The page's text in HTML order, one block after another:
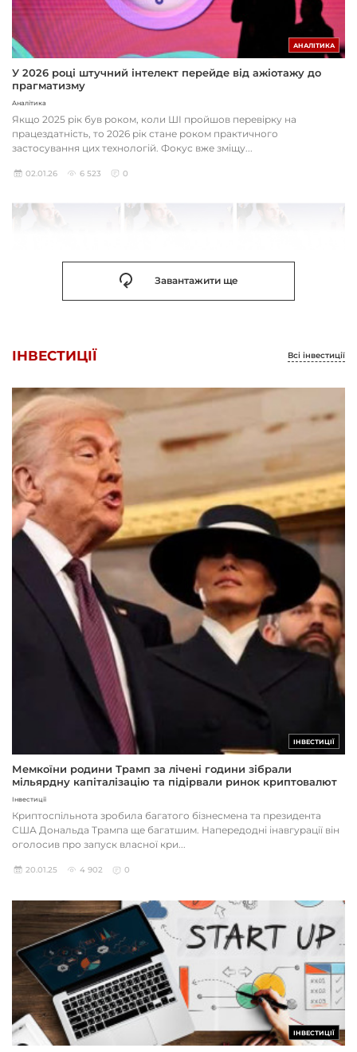
АНАЛІТИКА
У 2026 році штучний інтелект перейде від ажіотажу до
прагматизму
Аналітика
Якщо 2025 рік був роком, коли ШІ пройшов перевірку на
працездатність, то 2026 рік стане роком практичного
застосування цих технологій. Фокус вже зміщу...
02.01.26 6 523 0
Завантажити ще
ІНВЕСТИЦІЇ Всі інвестиції
ІНВЕСТИЦІЇ
Мемкоїни родини Трамп за лічені години зібрали
мільярдну капіталізацію та підірвали ринок криптовалют
Інвестиції
Криптоспільнота зробила багатого бізнесмена та президента
США Дональда Трампа ще багатшим. Напередодні інавгурації він
оголосив про запуск власної кри...
20.01.25 4 902 0
ІНВЕСТИЦІЇ